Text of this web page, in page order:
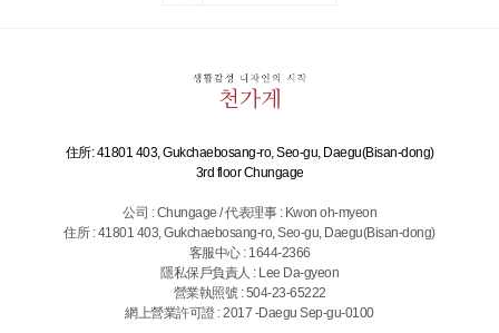
住所: 41801 403, Gukchaebosang-ro, Seo-gu, Daegu(Bisan-dong)
3rd floor Chungage
公司 : Chungage / 代表理事 : Kwon oh-myeon
住所 : 41801 403, Gukchaebosang-ro, Seo-gu, Daegu(Bisan-dong)
客服中心 : 1644-2366
隱私保戶負責人 : Lee Da-gyeon
營業執照號 : 504-23-65222
網上營業許可證 : 2017 -Daegu Sep-gu-0100